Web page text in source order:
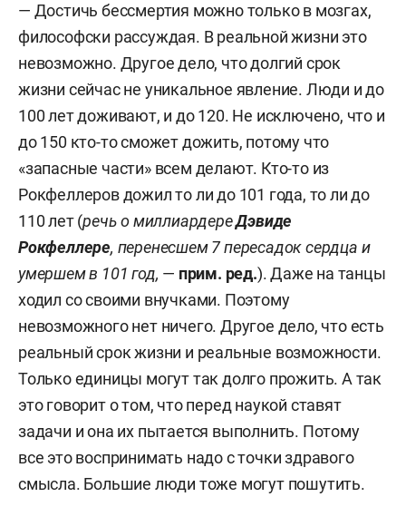
— Достичь бессмертия можно только в мозгах,
философски рассуждая. В реальной жизни это
невозможно. Другое дело, что долгий срок
жизни сейчас не уникальное явление. Люди и до
100 лет доживают, и до 120. Не исключено, что и
до 150 кто-то сможет дожить, потому что
«запасные части» всем делают. Кто-то из
Рокфеллеров дожил то ли до 101 года, то ли до
110 лет (речь о миллиардереДэвиде
Рокфеллере, перенесшем7 пересадок сердца и
умершем в 101 год, — прим. ред.). Даже на танцы
ходил со своими внучками. Поэтому
невозможного нет ничего. Другое дело, что есть
реальный срок жизни и реальные возможности.
Только единицы могут так долго прожить. А так
это говорит о том, что перед наукой ставят
задачи и она их пытается выполнить. Потому
все это воспринимать надо с точки здравого
смысла. Большие люди тоже могут пошутить.